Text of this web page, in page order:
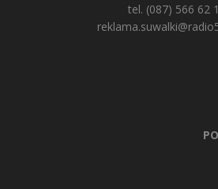
tel. (087) 566 62